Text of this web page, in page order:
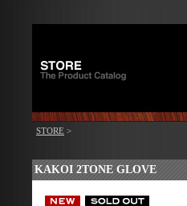
STORE >
KAKOI 2TONE GLOVE